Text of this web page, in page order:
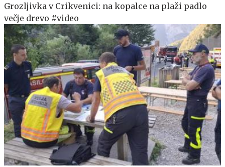
Grozljivka v Crikvenici: na kopalce na plaži padlo
večje drevo #video